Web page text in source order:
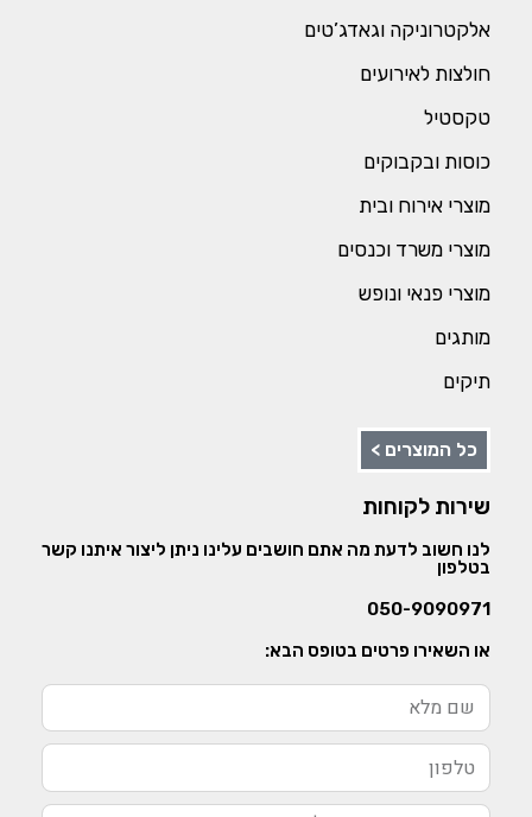
אלקטרוניקה וגאדג’טים
חולצות לאירועים
טקסטיל
כוסות ובקבוקים
מוצרי אירוח ובית
מוצרי משרד וכנסים
מוצרי פנאי ונופש
מותגים
תיקים
כל המוצרים >
שירות לקוחות
לנו חשוב לדעת מה אתם חושבים עלינו ניתן ליצור איתנו קשר
בטלפון
050-9090971
או השאירו פרטים בטופס הבא: